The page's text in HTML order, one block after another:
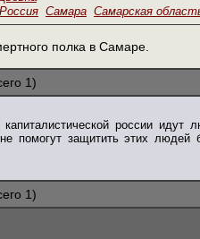
Россия Самара Самарская
полка в Самаре.
1)
россии
помогут защитить этих
1)